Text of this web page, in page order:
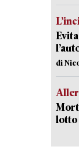
di
lotto